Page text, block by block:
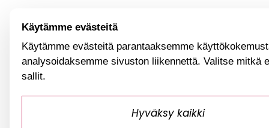
Käytämme evästeitä
Käytämme evästeitä parantaaksemme
analysoidaksemme sivuston liikennettä. Valitse mitkä
sallit.
Hyväksy kaikki